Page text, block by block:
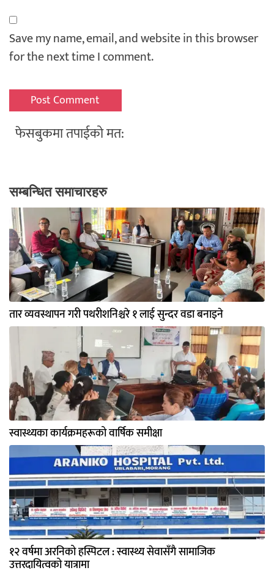
Save my name, email, and website in this browser
for the next time I comment.
फेसबुकमा तपाईको मत:
सम्बन्धित समाचारहरु
तार व्यवस्थापन गरी पथरीशनिश्चरे १ लाई सुन्दर वडा बनाइने
स्वास्थ्यका कार्यक्रमहरूको वार्षिक समीक्षा
१२ वर्षमा अरनिको हस्पिटल : स्वास्थ्य सेवासँगै सामाजिक
उत्तरदायित्वको यात्रामा